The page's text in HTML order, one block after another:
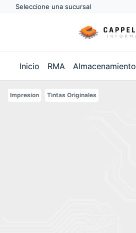
Seleccione una sucursal
Inicio RMA Almacenamiento
Impresion Tintas Originales